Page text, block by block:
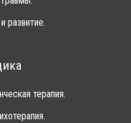
развитие.
терапия.